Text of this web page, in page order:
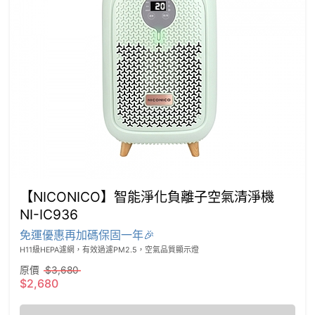
【NICONICO】智能淨化負離子空氣清淨機
NI-IC936
免運優惠再加碼保固一年🎉
H11級HEPA濾網，有效過濾PM2.5，空氣品質顯示燈
原價 $3,680
$2,680